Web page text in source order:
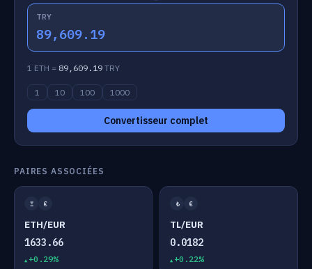
TRY
89,609.19
1 ETH = 89,609.19 TRY
1 10 100 1000
Convertisseur complet
PAIRES ASSOCIÉES
Ξ €
ETH/EUR
1633.66
+0.29%
₺ €
TL/EUR
0.0182
+0.22%